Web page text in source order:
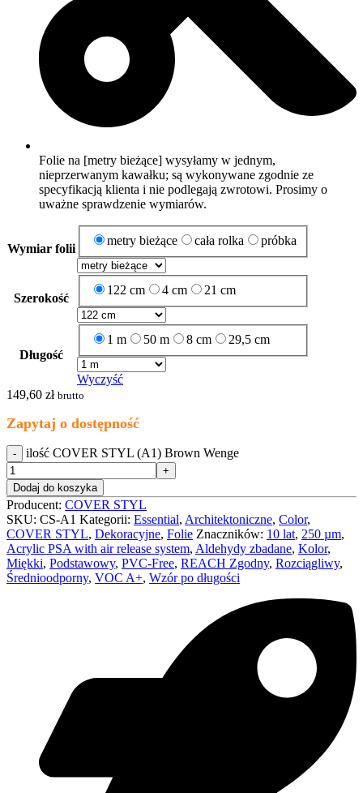
Folie na [metry bieżące] wysyłamy w jednym,
nieprzerwanym kawałku; są wykonywane zgodnie ze
specyfikacją klienta i nie podlegają zwrotowi. Prosimy o
uważne sprawdzenie wymiarów.
Wymiar folii
metry bieżące cała rolka próbka
Szerokość
122 cm 4 cm 21 cm
Długość
1 m 50 m 8 cm 29,5 cm
Wyczyść
149,60 zł brutto
Zapytaj o dostępność
ilość COVER STYL (A1) Brown Wenge
Dodaj do koszyka
Producent: COVER STYL
SKU: CS-A1 Kategorii: Essential, Architektoniczne, Color,
COVER STYL, Dekoracyjne, Folie Znaczników: 10 lat, 250 µm,
Acrylic PSA with air release system, Aldehydy zbadane, Kolor,
Miękki, Podstawowy, PVC-Free, REACH Zgodny, Rozciągliwy,
Średnioodporny, VOC A+, Wzór po długości